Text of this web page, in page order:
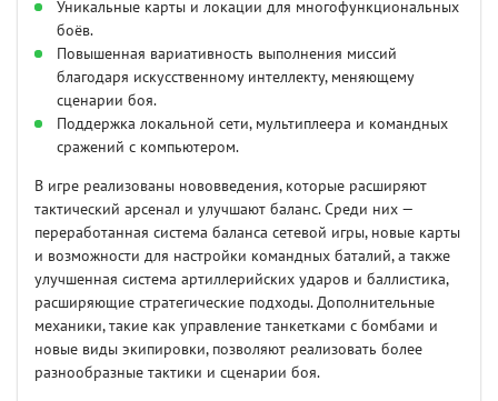
Уникальные карты и локации для многофункциональных
боёв.
Повышенная вариативность выполнения миссий
благодаря искусственному интеллекту, меняющему
сценарии боя.
Поддержка локальной сети, мультиплеера и командных
сражений с компьютером.
В игре реализованы нововведения, которые расширяют
тактический арсенал и улучшают баланс. Среди них —
переработанная система баланса сетевой игры, новые карты
и возможности для настройки командных баталий, а также
улучшенная система артиллерийских ударов и баллистика,
расширяющие стратегические подходы. Дополнительные
механики, такие как управление танкетками с бомбами и
новые виды экипировки, позволяют реализовать более
разнообразные тактики и сценарии боя.